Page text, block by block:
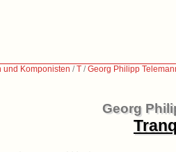
und Komponisten /T /Georg Philipp
Georg